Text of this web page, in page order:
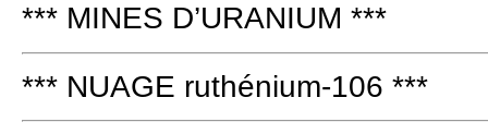
*** MINES D’URANIUM ***
*** NUAGE ruthénium-106 ***